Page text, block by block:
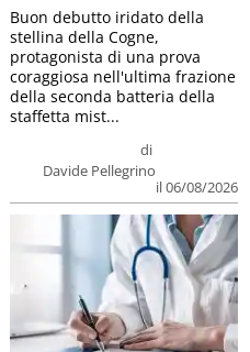
di
Davide Pellegrino
il 06/08/2026
Buon debutto iridato della
stellina della Cogne,
protagonista di una prova
coraggiosa nell'ultima frazione
della seconda batteria della
staffetta mist...